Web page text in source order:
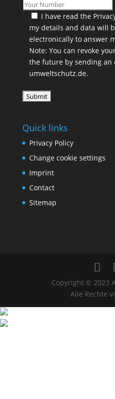
I have read the
my details and data will
electronically to answer
Note: You can revoke
the future by sending an
umweltschutz.de.
Quick links
Privacy Policy
Change cookie settings
Imprint
Contact
Sitemap
Copyright © 2023
Alle Rechte